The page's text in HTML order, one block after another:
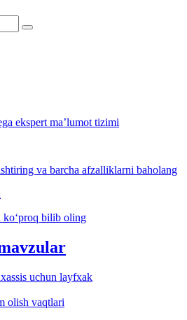
ekspert ma’lumot tizimi
va barcha afzalliklarni baholang
bilib oling
uchun layfхak
olish vaqtlari